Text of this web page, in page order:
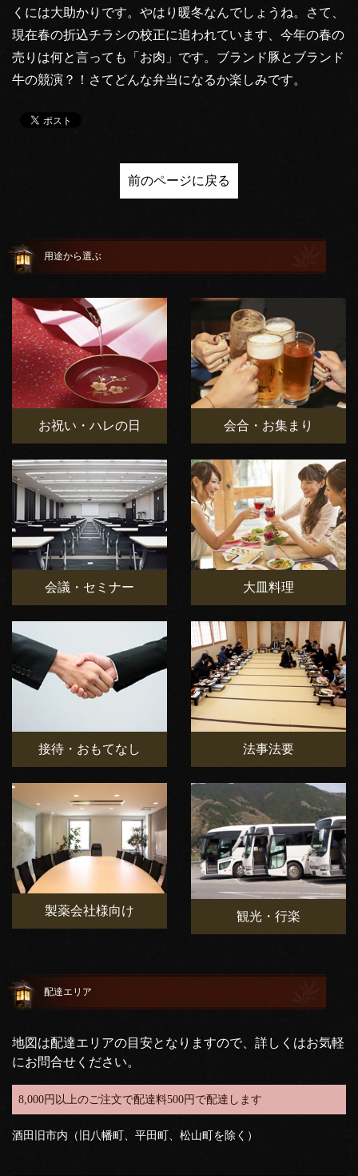
くには大助かりです。やはり暖冬なんでしょうね。さて、
現在春の折込チラシの校正に追われています、今年の春の
売りは何と言っても「お肉」です。ブランド豚とブランド
牛の競演？！さてどんな弁当になるか楽しみです。
前のページに戻る
用途から選ぶ
お祝い・ハレの日 会合・お集まり
会議・セミナー 大皿料理
接待・おもてなし 法事法要
製薬会社様向け 観光・行楽
配達エリア
地図は配達エリアの目安となりますので、詳しくはお気軽
にお問合せください。
8,000円以上のご注文で配達料500円で配達します
酒田旧市内（旧八幡町、平田町、松山町を除く）